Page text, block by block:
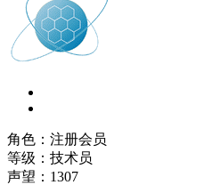
角色：注册会员
等级：技术员
声望： 1307